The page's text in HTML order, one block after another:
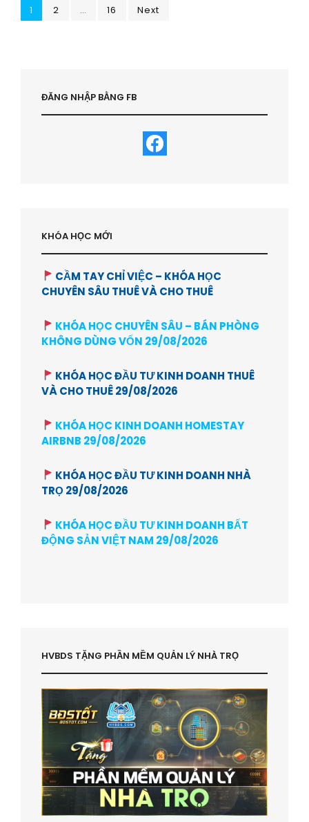
Posts
Page
1 Page
2 … Page
16 Next
ĐĂNG NHẬP BẰNG FB
KHÓA HỌC MỚI
CẦM TAY CHỈ VIỆC – KHÓA HỌC
CHUYÊN SÂU THUÊ VÀ CHO THUÊ
KHÓA HỌC CHUYÊN SÂU – BÁN PHÒNG
KHÔNG DÙNG VỐN 29/08/2026
KHÓA HỌC ĐẦU TƯ KINH DOANH THUÊ
VÀ CHO THUÊ 29/08/2026
KHÓA HỌC KINH DOANH HOMESTAY
AIRBNB 29/08/2026
KHÓA HỌC ĐẦU TƯ KINH DOANH NHÀ
TRỌ 29/08/2026
KHÓA HỌC ĐẦU TƯ KINH DOANH BẤT
ĐỘNG SẢN VIỆT NAM 29/08/2026
HVBDS TẶNG PHẦN MỀM QUẢN LÝ NHÀ TRỌ